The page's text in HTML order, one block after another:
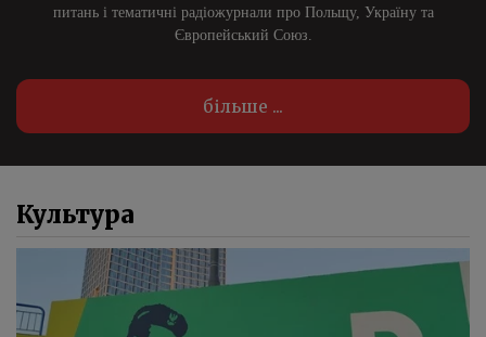
питань і тематичні радіожурнали про Польщу, Україну та
Європейський Союз.
більше ...
Культура